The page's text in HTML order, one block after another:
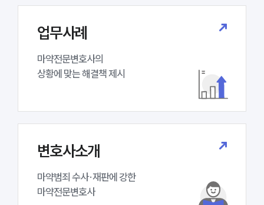
대륜법률상담예약
대륜법률상담예약
업무사례
마약전문변호사의
상황에 맞는 해결책 제시
변호사소개
마약범죄 수사·재판에 강한
마약전문변호사